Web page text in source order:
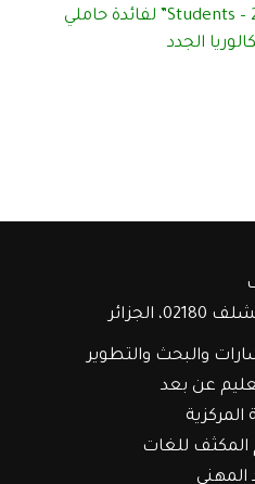
Students – 2025-2026” لفائدة حاملي
الجدد
والبحث والتطوير
عن بعد
المركزية
المكثف للغات
المهني